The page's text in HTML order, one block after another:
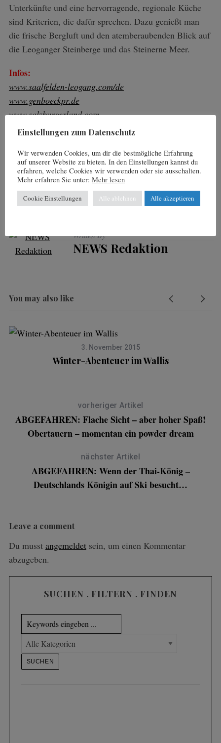
Unterkünfte und eine hervorragende, regionale Küche
sind Kriterien, die dafür sprechen. Dazu genießt man
die frische Bergluft und den atemberaubenden Blick auf
die Leoganger Steinberge und das Steinerne Meer.
Infos:
www.saalfelden-leogang.com/de
www.genboeckpr.de
www.salzburgerland.com
www.austria.info
FACEBOOK TWITTER
PINTEREST
Written By
NEWS Redaktion
You may also like
3. November 2015
Winter-Abenteuer im Wallis
vorheriger Artikel
ABGEFAHREN: Flache Sicht – aber hoher Spaß!
Obertauern – momentan ein powder dream
nächster Artikel
ABGEFAHREN: Wenn der Thai-König –
Deutschlands Königin auf Ski besucht…
Leave a comment
Du musst angemeldetsein, um einen Kommentar
abzugeben.
SUCHEN . FILTERN . FINDEN
Einstellungen zum Datenschutz
Wir verwenden Cookies, um dir die bestmögliche Erfahrung
auf unserer Website zu bieten. In den Einstellungen kannst du
erfahren, welche Cookies wir verwenden oder sie ausschalten.
Mehr erfahren Sie unter: Mehr lesen
Cookie Einstellungen Alle ablehnen Alle akzeptieren